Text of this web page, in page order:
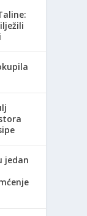
jedan